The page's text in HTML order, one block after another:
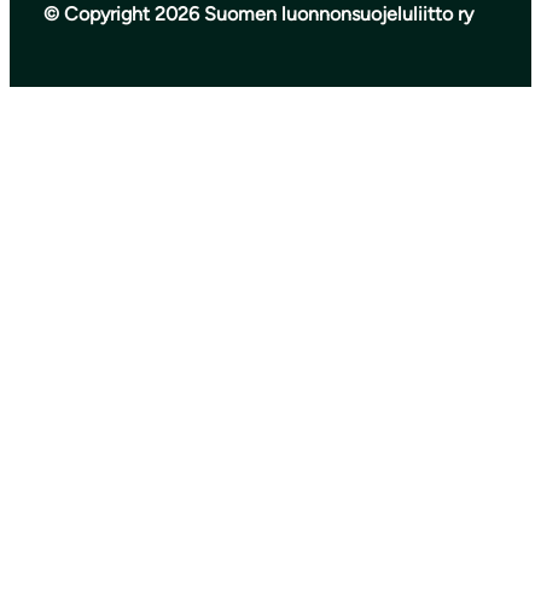
© Copyright 2026 Suomen luonnonsuojeluliitto ry